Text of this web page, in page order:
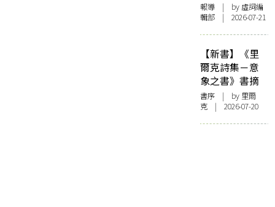
報導 | by 虛詞編
輯部 | 2026-07-21
【新書】《里
爾克詩集－意
象之書》書摘
書序 | by 里爾
克 | 2026-07-20